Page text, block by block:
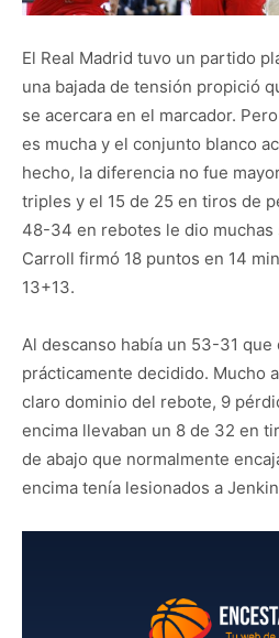
El Real Madrid tuvo un partido
una bajada de tensión propició
se acercara en el marcador.
es mucha y el conjunto blanco
hecho, la diferencia no fue
triples y el 15 de 25 en tiros de
48-34 en rebotes le dio muchas
Carroll firmó 18 puntos en 14
13+13.
Al descanso había un 53-31 que
prácticamente decidido. Mucho
claro dominio del rebote, 9
encima llevaban un 8 de 32 en
de abajo que normalmente
encima tenía lesionados a